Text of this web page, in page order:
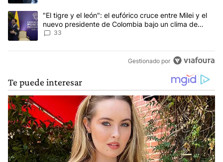
Un artículo de tendencia con el título ""El tigre y el león": el
"El tigre y el león": el eufórico cruce entre Milei y el
nuevo presidente de Colombia bajo un clima de
máxima tensión
33
Gestionado por